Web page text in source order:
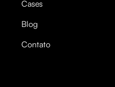
Cases
Blog
Contato